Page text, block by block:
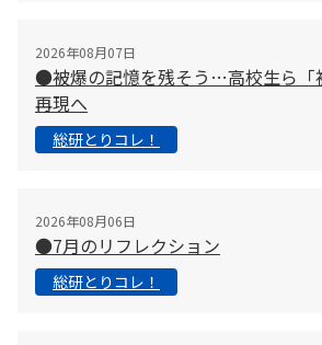
2026年08月07日
●被爆の記憶を残そう…高校生ら「
再現へ
総研とりコレ！
2026年08月06日
●7月のリフレクション
総研とりコレ！